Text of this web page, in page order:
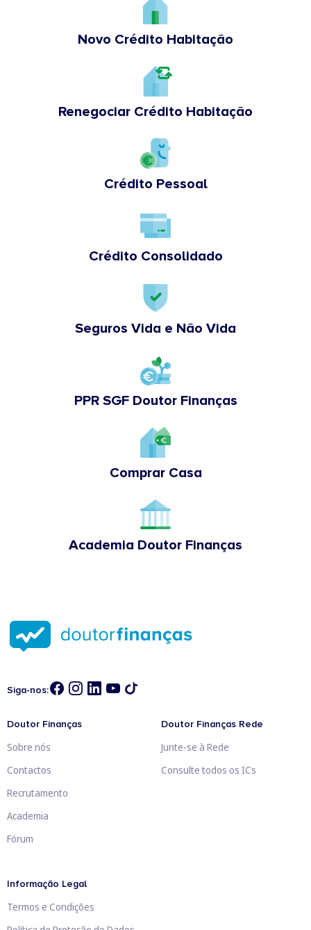
Novo Crédito Habitação
Renegociar Crédito Habitação
Crédito Pessoal
Crédito Consolidado
Seguros Vida e Não Vida
PPR SGF Doutor Finanças
Comprar Casa
Academia Doutor Finanças
Siga-nos:
Doutor Finanças
Sobre nós
Contactos
Recrutamento
Academia
Fórum
Doutor Finanças Rede
Junte-se à Rede
Consulte todos os ICs
Informação Legal
Termos e Condições